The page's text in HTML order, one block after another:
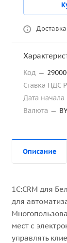
Код —
Ставка НДС
Дата
Валюта —
Описание
1С:CRM для
для
мест с
управлять